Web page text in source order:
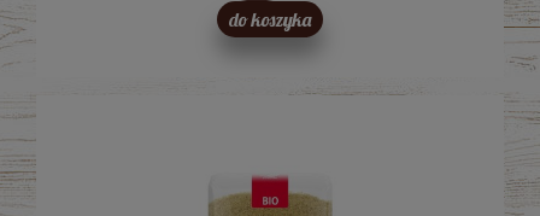
do koszyka